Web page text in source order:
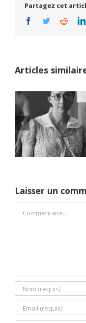
Partagez cet
Facebook
TwitterReddit
Articles
Netflix
Dreams
Laisser un